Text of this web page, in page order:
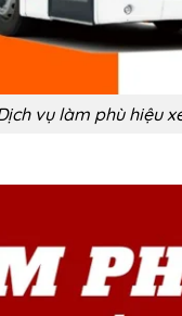
vụ làm phù hiệu